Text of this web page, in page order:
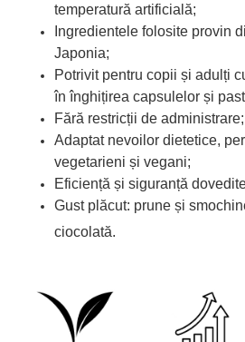
temperatură artificială;
Ingredientele folosite provin
Japonia;
Potrivit pentru copii și adulți
în înghițirea capsulelor și
Fără restricții de administrare;
Adaptat nevoilor dietetice,
vegetarieni și vegani;
Eficiență și siguranță
Gust plăcut: prune și
ciocolată.